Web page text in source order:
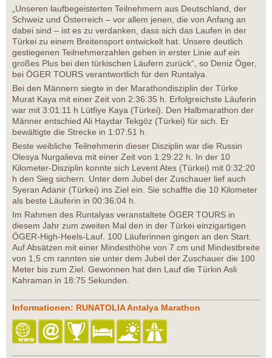
„Unseren laufbegeisterten Teilnehmern aus Deutschland, der
Schweiz und Österreich – vor allem jenen, die von Anfang an
dabei sind – ist es zu verdanken, dass sich das Laufen in der
Türkei zu einem Breitensport entwickelt hat. Unsere deutlich
gestiegenen Teilnehmerzahlen gehen in erster Linie auf ein
großes Plus bei den türkischen Läufern zurück“, so Deniz Öger,
bei ÖGER TOURS verantwortlich für den Runtalya.
Bei den Männern siegte in der Marathondisziplin der Türke
Murat Kaya mit einer Zeit von 2:36:35 h. Erfolgreichste Läuferin
war mit 3:01:11 h Lütfiye Kaya (Türkei). Den Halbmarathon der
Männer entschied Ali Haydar Tekgöz (Türkei) für sich. Er
bewältigte die Strecke in 1:07:51 h.
Beste weibliche Teilnehmerin dieser Disziplin war die Russin
Olesya Nurgalieva mit einer Zeit von 1:29:22 h. In der 10
Kilometer-Disziplin konnte sich Levent Ates (Türkei) mit 0:32:20
h den Sieg sichern. Unter dem Jubel der Zuschauer lief auch
Syeran Adanir (Türkei) ins Ziel ein. Sie schaffte die 10 Kilometer
als beste Läuferin in 00:36:04 h.
Im Rahmen des Runtalyas veranstaltete ÖGER TOURS in
diesem Jahr zum zweiten Mal den in der Türkei einzigartigen
ÖGER-High-Heels-Lauf. 100 Läuferinnen gingen an den Start.
Auf Absätzen mit einer Mindesthöhe von 7 cm und Mindestbreite
von 1,5 cm rannten sie unter dem Jubel der Zuschauer die 100
Meter bis zum Ziel. Gewonnen hat den Lauf die Türkin Asli
Kahraman in 18:75 Sekunden.
Informationen: RUNATOLIA Antalya Marathon